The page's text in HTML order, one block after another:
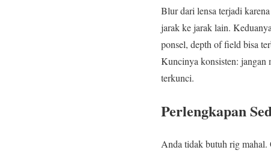
Blur dari lensa terjadi
jarak ke jarak lain.
ponsel, depth of field bisa
Kuncinya konsisten: jangan
terkunci.
Perlengkapan
Anda tidak butuh rig mahal.